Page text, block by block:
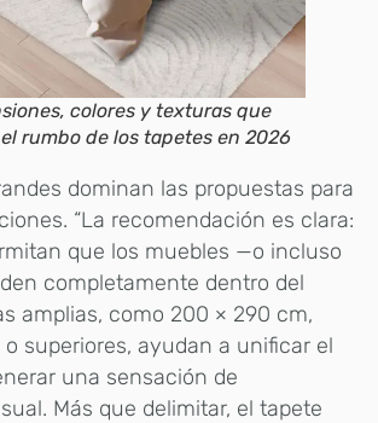
colores y texturas que
rumbo de los tapetes en 2026
dominan las propuestas para
“La recomendación es clara:
que los muebles —o incluso
completamente dentro del
amplias, como 200 × 290 cm,
superiores, ayudan a unificar el
una sensación de
Más que delimitar, el tapete